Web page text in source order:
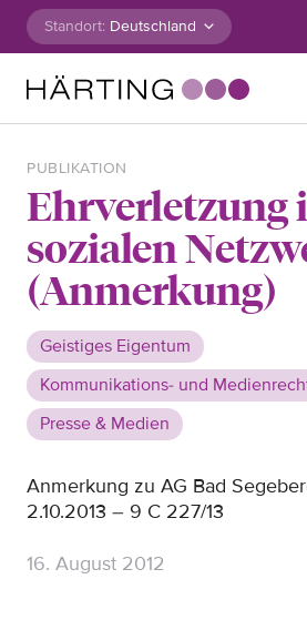
Zum Inhalt springen
Standort:
PUBLIKATION
Ehrverletzung
sozialen
(Anmerkung)
Geistiges Eigentum
Kommunikations- und
Presse & Medien
Anmerkung zu AG Bad
2.10.2013 – 9 C 227/13
16. August 2012